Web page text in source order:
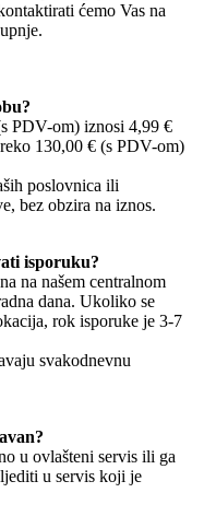
ćemo Vas na
PDV-om) iznosi 4,99 €
130,00 € (s PDV-om)
poslovnica ili
bez obzira na iznos.
isporuku?
na našem centralnom
dana. Ukoliko se
rok isporuke je 3-7
svakodnevnu
u ovlašteni servis ili ga
u servis koji je